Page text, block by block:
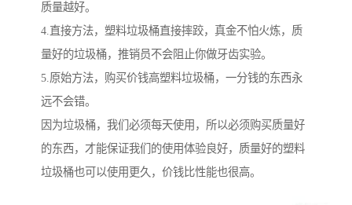
质量越好。
4.直接方法，塑料垃圾桶直接摔跤，真金不怕火炼，质
量好的垃圾桶，推销员不会阻止你做牙齿实验。
5.原始方法，购买价钱高塑料垃圾桶，一分钱的东西永
远不会错。
因为垃圾桶，我们必须每天使用，所以必须购买质量好
的东西，才能保证我们的使用体验良好，质量好的塑料
垃圾桶也可以使用更久，价钱比性能也很高。